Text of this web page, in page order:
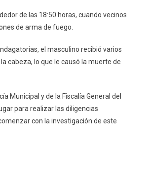
Hombre
de las 18:50 horas, cuando vecinos
de arma de fuego.
el masculino recibió varios
cabeza, lo que le causó la muerte de
Municipal y de la Fiscalía General del
para realizar las diligencias
con la investigación de este